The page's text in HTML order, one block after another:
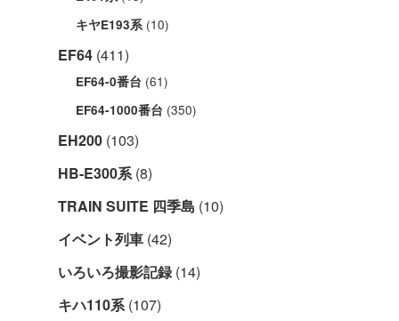
キヤE193系 (10)
EF64 (411)
EF64-0番台 (61)
EF64-1000番台 (350)
EH200 (103)
HB-E300系(8)
TRAIN SUITE 四季島 (10)
イベント列車 (42)
いろいろ撮影記録(14)
キハ110系(107)